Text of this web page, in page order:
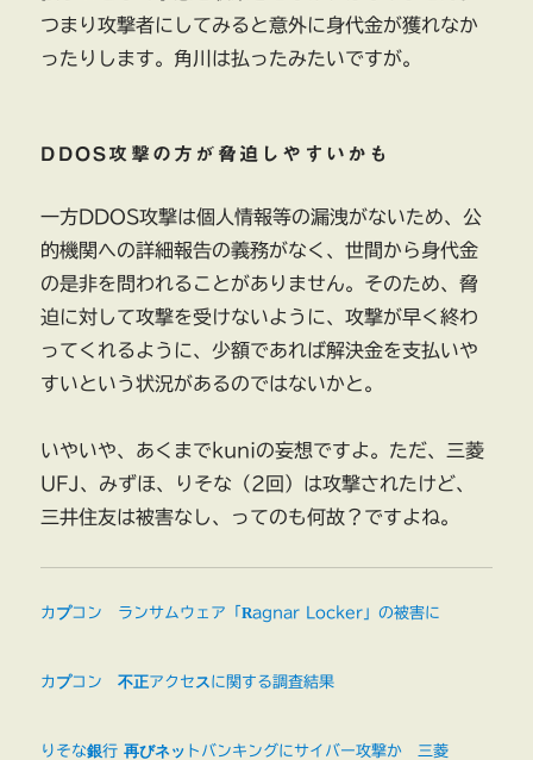
つまり攻撃者にしてみると意外に身代金が獲れなか
ったりします。角川は払ったみたいですが。
DDOS攻撃の方が脅迫しやすいかも
一方DDOS攻撃は個人情報等の漏洩がないため、公
的機関への詳細報告の義務がなく、世間から身代金
の是非を問われることがありません。そのため、脅
迫に対して攻撃を受けないように、攻撃が早く終わ
ってくれるように、少額であれば解決金を支払いや
すいという状況があるのではないかと。
いやいや、あくまでkuniの妄想ですよ。ただ、三菱
UFJ、みずほ、りそな（2回）は攻撃されたけど、
三井住友は被害なし、ってのも何故？ですよね。
カプコン ランサムウェア「Ragnar Locker」の被害に
カプコン 不正アクセスに関する調査結果
りそな銀行 再びネットバンキングにサイバー攻撃か 三菱